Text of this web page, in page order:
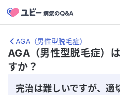
AGA（男性型脱毛症）
AGA（男性型脱毛症）
すか？
完治は難しいですが、適